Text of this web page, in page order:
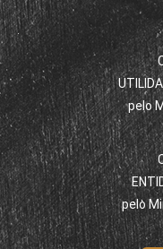
pelo
pelo